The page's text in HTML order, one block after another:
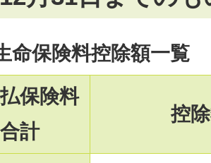
命保険料控除額一覧
保険料
計
控